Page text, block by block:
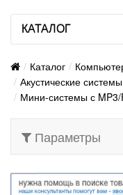
КАТАЛОГ
Каталог
Акустические
Мини-системы с MP3/
Параметры